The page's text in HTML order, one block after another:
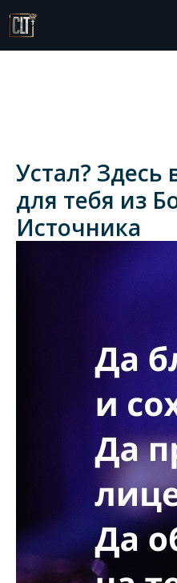
Устал? Здесь
для тебя из
Источника